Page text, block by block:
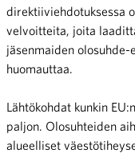
direktiiviehdotuksessa
velvoitteita, joita
jäsenmaiden
huomauttaa.
Lähtökohdat kunkin
paljon. Olosuhteiden
alueelliset